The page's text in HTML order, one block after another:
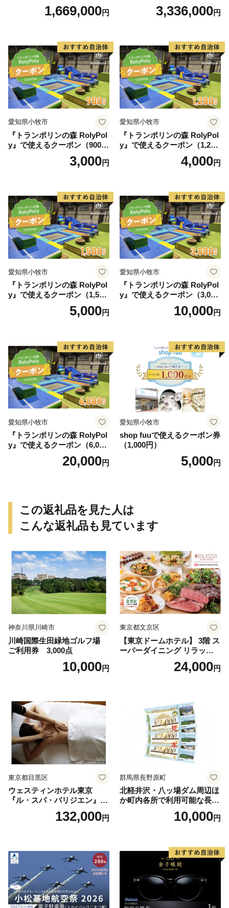
1,669,000円 3,336,000円
愛知県小牧市
『トランポリンの森 RolyPol
y』で使えるクーポン（900
3,000円
愛知県小牧市
『トランポリンの森 RolyPol
y』で使えるクーポン（1,200
4,000円
愛知県小牧市
『トランポリンの森 RolyPol
y』で使えるクーポン（1,500
5,000円
愛知県小牧市
『トランポリンの森 RolyPol
y』で使えるクーポン（3,000
10,000円
愛知県小牧市
『トランポリンの森 RolyPol
y』で使えるクーポン（6,000
20,000円
愛知県小牧市
shop fuuで使えるクーポン券
（1,000円）
5,000円
この返礼品を見た人は
こんな返礼品も見ています
神奈川県川崎市
川崎国際生田緑地ゴルフ場
ご利用券 3,000点
10,000円
東京都文京区
【東京ドームホテル】 3階 ス
ーパーダイニング リラッサ
ランチブッフェ お食事券 大
人1名様分 関東 東京 ご利用
24,000円
東京都目黒区
ウェスティンホテル東京
『ル・スパ・パリジエン』選
べるボディセラピー90分/1名
132,000円
群馬県長野原町
北軽井沢・八ッ場ダム周辺ほ
か町内各所で利用可能な長野
原町ふるさと感謝券（3,000
円分）【トラベル 観光 旅行
10,000円